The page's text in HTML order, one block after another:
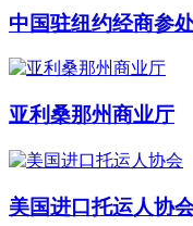
中国驻纽约经商参处
亚利桑那州商业厅
美国进口托运人协